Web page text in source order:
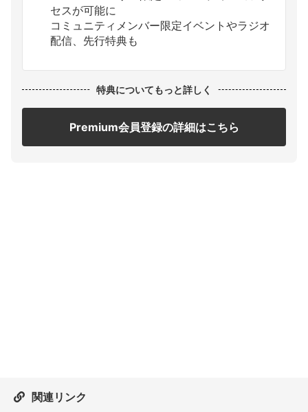
セスが可能に
コミュニティメンバー限定イベントやラジオ
配信、先行特典も
特典についてもっと詳しく
Premium会員登録の詳細はこちら
関連リンク